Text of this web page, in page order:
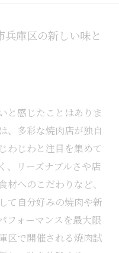
庫区の新しい味と
と感じたことはありま
、多彩な焼肉店が独自
わじわと注目を集めて
、リーズナブルさや店
へのこだわりなど、
て自分好みの焼肉や新
フォーマンスを最大限
区で開催される焼肉試